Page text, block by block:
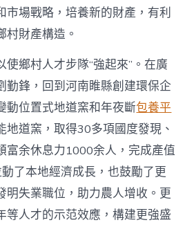
市場戰略，培養新的財產，有利
村財產構造。
使鄉村人才步隊“強起來”。在廣
勤鋒，回到河南睢縣創建環保企
動位置式地道窯和年夜斷包養平
地道窯，取得30多項國度發現、
富余休息力1000余人，完成產值
了本地經濟成長，也鼓勵了更
明失業職位，助力農人增收。更
等人才的示范效應，構建更強盛